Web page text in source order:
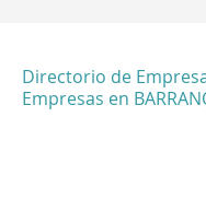
Directorio de
Empresas en